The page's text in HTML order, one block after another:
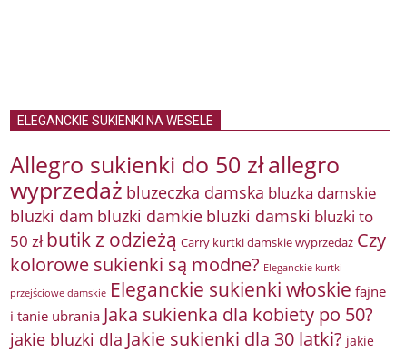
ELEGANCKIE SUKIENKI NA WESELE
Allegro sukienki do 50 złallegro
wyprzedaż bluzeczka damska bluzka damskie
bluzki dam bluzki damkie bluzki damski bluzki to
50 zł butik z odzieżą Carry kurtki damskie wyprzedaż Czy
kolorowe sukienki są modne? Eleganckie kurtki
przejściowe damskie Eleganckie sukienki włoskie fajne
i tanie ubrania Jaka sukienka dla kobiety po 50?
jakie bluzki dla Jakie sukienki dla 30 latki? jakie